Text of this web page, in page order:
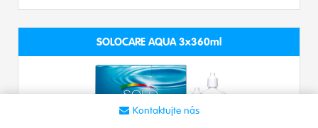
SOLOCARE AQUA 3x360ml
Kontaktujte nás